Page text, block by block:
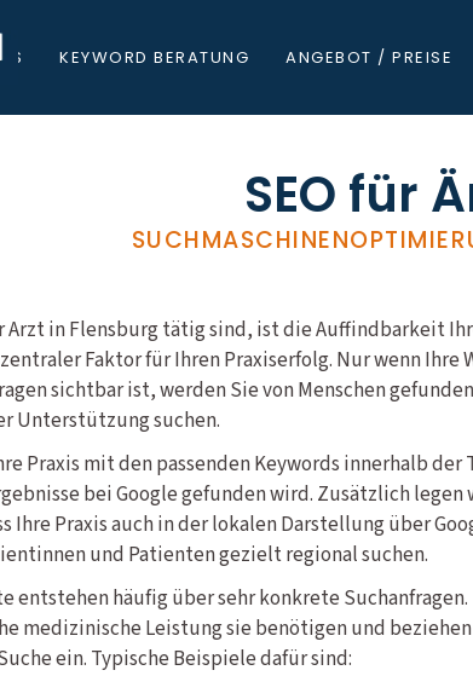
KEYWORD BERATUNG ANGEBOT / PREISE
SEO für
Arzt in Flensburg tätig sind, ist die Auffindbarkeit
Faktor für Ihren Praxiserfolg. Nur wenn Ihre
sichtbar ist, werden Sie von Menschen
Unterstützung suchen.
Praxis mit den passenden Keywords innerhalb der
bei Google gefunden wird. Zusätzlich legen
Ihre Praxis auch in der lokalen Darstellung über
und Patienten gezielt regional suchen.
entstehen häufig über sehr konkrete Suchanfragen.
medizinische Leistung sie benötigen und
ein. Typische Beispiele dafür sind: